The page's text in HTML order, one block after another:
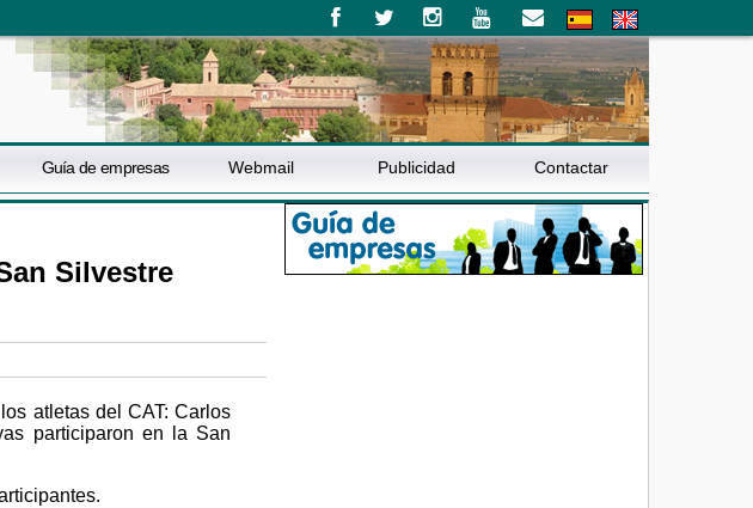
Guía de empresas Webmail Publicidad Contactar
Silvestre
atletas del CAT: Carlos
participaron en la San